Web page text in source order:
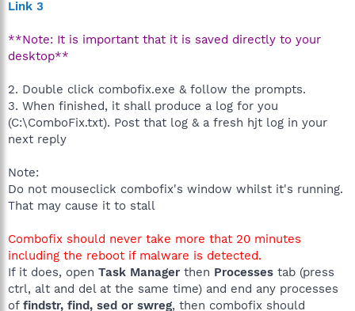
Link 3
**Note: It is important that it is saved directly to your
desktop**
2. Double click combofix.exe & follow the prompts.
3. When finished, it shall produce a log for you
(C:\ComboFix.txt). Post that log & a fresh hjt log in your
next reply
Note:
Do not mouseclick combofix's window whilst it's running.
That may cause it to stall
Combofix should never take more that 20 minutes
including the reboot if malware is detected.
If it does, open Task Manager then Processes tab (press
ctrl, alt and del at the same time) and end any processes
of findstr, find, sed or swreg, then combofix should